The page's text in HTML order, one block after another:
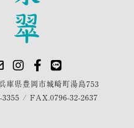
庫県豊岡市城崎町湯島753
3355 / FAX.0796-32-2637